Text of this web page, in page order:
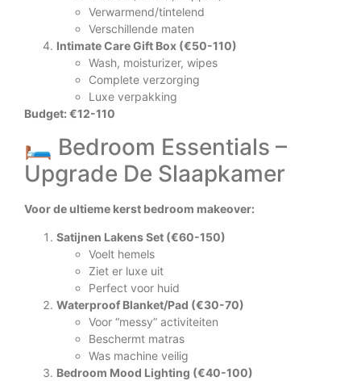
Verwarmend/tintelend
Verschillende maten
Intimate Care Gift Box (€50-110)
Wash, moisturizer, wipes
Complete verzorging
Luxe verpakking
Budget: €12-110
🛏️ Bedroom Essentials –
Upgrade De Slaapkamer
Voor de ultieme kerst bedroom makeover:
Satijnen Lakens Set (€60-150)
Voelt hemels
Ziet er luxe uit
Perfect voor huid
Waterproof Blanket/Pad (€30-70)
Voor “messy” activiteiten
Beschermt matras
Was machine veilig
Bedroom Mood Lighting (€40-100)